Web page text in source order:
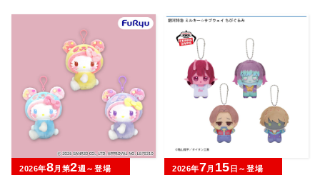
2026年8月第2週～登場 2026年7月 15 日～登場